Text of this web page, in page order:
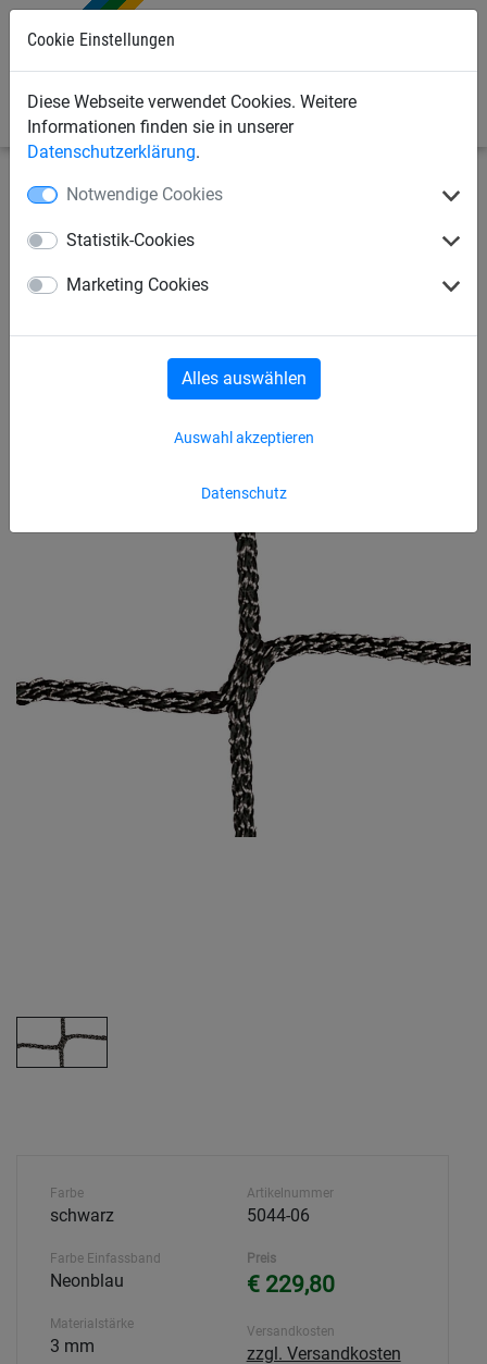
Cookie Einstellungen
Diese Webseite verwendet Cookies. Weitere
Informationen finden sie in unserer
Datenschutzerklärung.
Notwendige Cookies
Statistik-Cookies
Marketing Cookies
Datenschutz
Auswahl akzeptieren
Alles auswählen
Sportnetze Volleyballnetze
Beach-Volleyball Turniernetz
aus PES, ca. 3 mm stark
Farbe
schwarz
Farbe Einfassband
Neonblau
Materialstärke
3 mm
Artikelnummer
5044-06
Preis
€ 229,80
Versandkosten
zzgl. Versandkosten